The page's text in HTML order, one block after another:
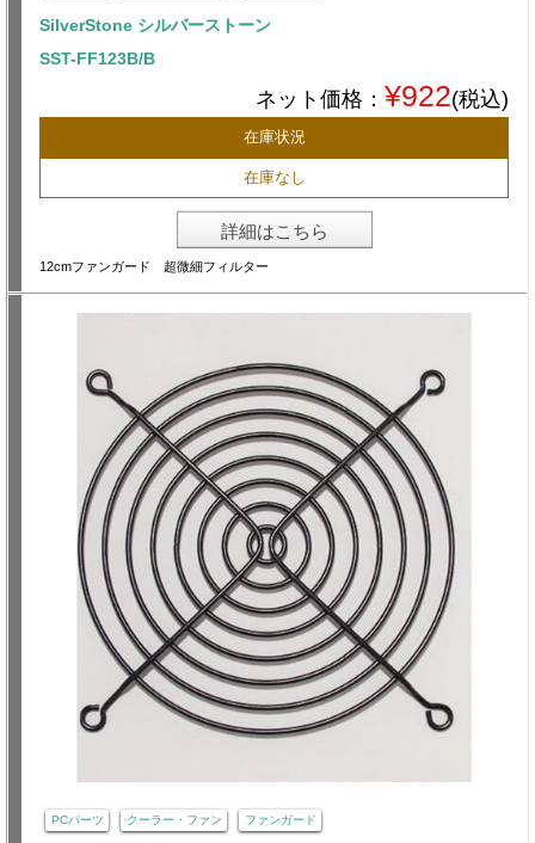
SilverStone シルバーストーン
SST-FF123B/B
ネット価格： ¥922(税込)
在庫状況
在庫なし
詳細はこちら
12cmファンガード 超微細フィルター
PCパーツ クーラー・ファン ファンガード